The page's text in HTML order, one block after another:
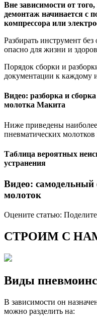
Вне зависимости от
демонтаж начинается с
компрессора или
Разбирать инструмент
опасно для жизни и
Порядок сборки и
документации к каждому
Видео: разборка и
молотка Макита
Ниже приведены
пневматических
Таблица вероятных
устранения
Видео:
молоток
Оцените статью:
СТРОИМ С
Виды
В зависимости он
можно разделить на: